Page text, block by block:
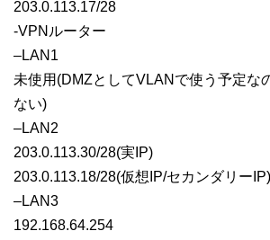
203.0.113.17/28
-VPNルーター
–LAN1
未使用(DMZとしてVLANで使う予定な
ない)
–LAN2
203.0.113.30/28(実IP)
203.0.113.18/28(仮想IP/セカンダリーIP)
–LAN3
192.168.64.254